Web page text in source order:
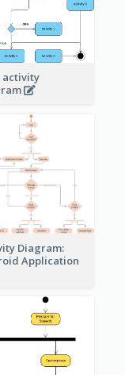
activity
Diagram:
Application